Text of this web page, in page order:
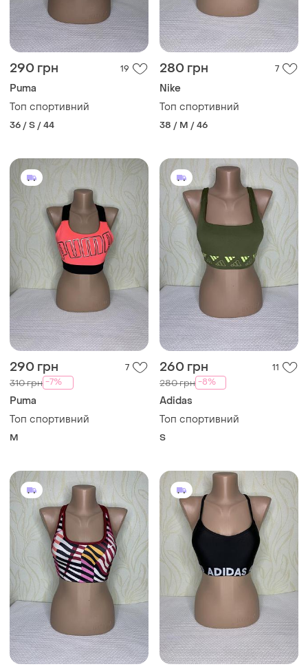
290 грн 19
Puma
Топ спортивний
36 / S / 44
280 грн 7
Nike
Топ спортивний
38 / M / 46
290 грн 7
310 грн -7%
Puma
Топ спортивний
M
260 грн 11
280 грн -8%
Adidas
Топ спортивний
S